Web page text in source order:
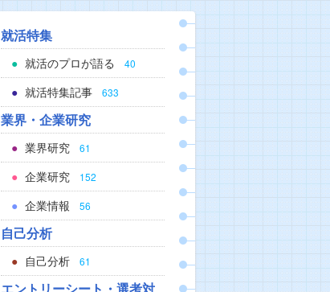
就活特集
就活のプロが語る 40
就活特集記事 633
業界・企業研究
業界研究 61
企業研究 152
企業情報 56
自己分析
自己分析 61